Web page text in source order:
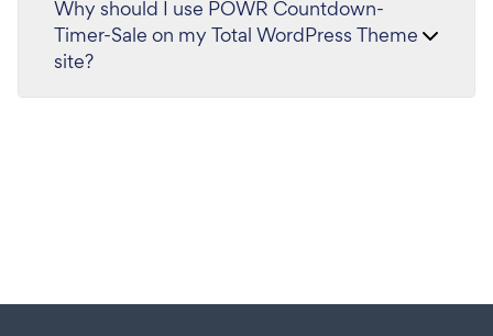
Why should I use POWR Countdown-
Timer-Sale on my Total WordPress Theme
site?